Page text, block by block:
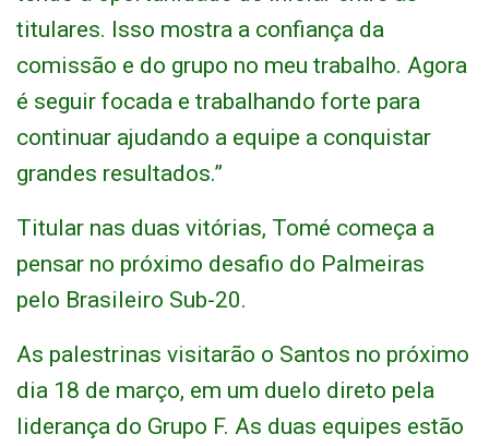
titulares. Isso mostra a confiança da
comissão e do grupo no meu trabalho. Agora
é seguir focada e trabalhando forte para
continuar ajudando a equipe a conquistar
grandes resultados.”
Titular nas duas vitórias, Tomé começa a
pensar no próximo desafio do Palmeiras
pelo Brasileiro Sub-20.
As palestrinas visitarão o Santos no próximo
dia 18 de março, em um duelo direto pela
liderança do Grupo F. As duas equipes estão